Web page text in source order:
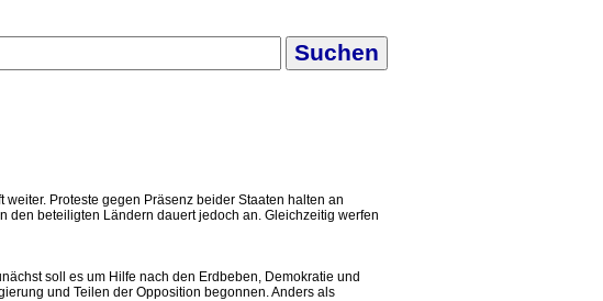
Proteste gegen Präsenz beider Staaten halten an
den beteiligten Ländern dauert jedoch an. Gleichzeitig werfen
soll es um Hilfe nach den Erdbeben, Demokratie und
und Teilen der Opposition begonnen. Anders als